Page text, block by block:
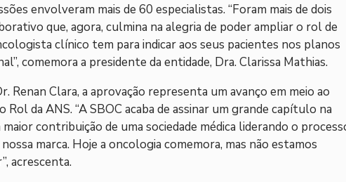
envolveram mais de 60 especialistas. “Foram mais de dois
que, agora, culmina na alegria de poder ampliar o rol de
clínico tem para indicar aos seus pacientes nos planos
comemora a presidente da entidade, Dra. Clarissa Mathias.
Renan Clara, a aprovação representa um avanço em meio ao
da ANS. “A SBOC acaba de assinar um grande capítulo na
contribuição de uma sociedade médica liderando o
marca. Hoje a oncologia comemora, mas não estamos
acrescenta.